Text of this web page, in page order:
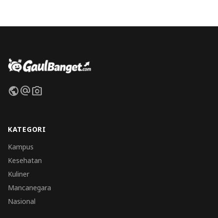
publicalternate_emailphoto_camera
KATEGORI
Kampus
Kesehatan
Kuliner
Mancanegara
Nasional